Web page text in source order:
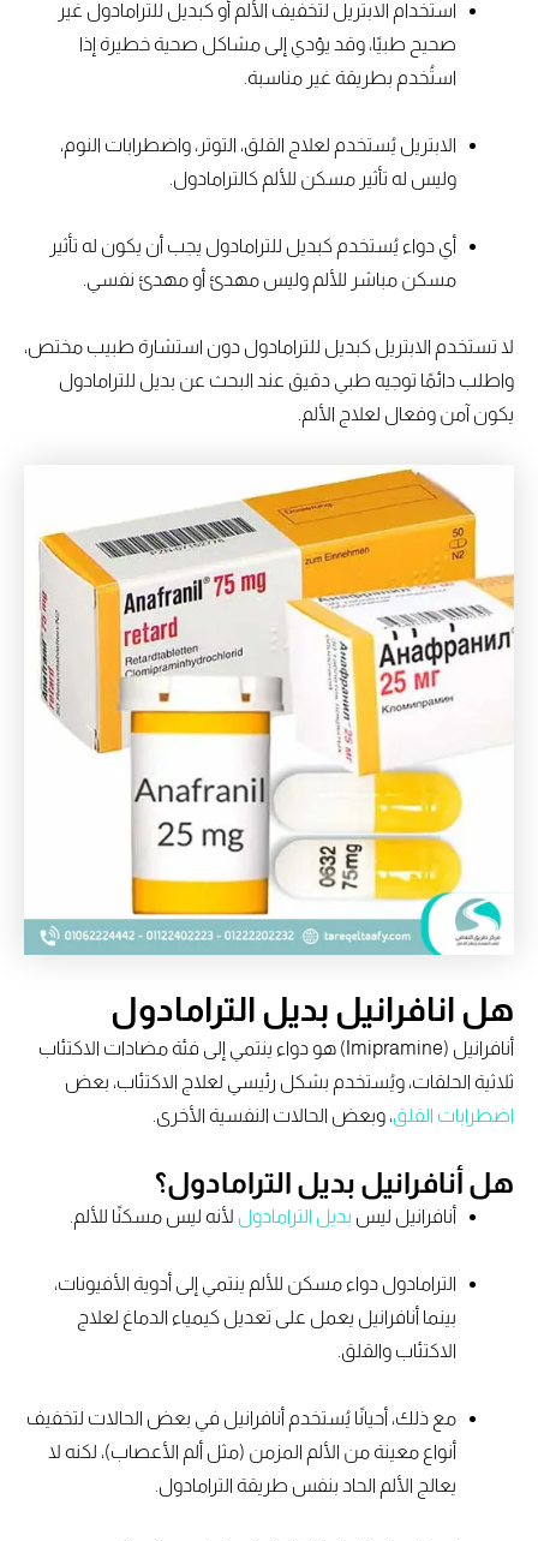
استخدام الابتريل لتخفيف الألم أو كبديل للترامادول غير
صحيح طبيًا، وقد يؤدي إلى مشاكل صحية خطيرة إذا
استُخدم بطريقة غير مناسبة.
الابتريل يُستخدم لعلاج القلق، التوتر، واضطرابات النوم،
وليس له تأثير مسكن للألم كالترامادول.
أي دواء يُستخدم كبديل للترامادول يجب أن يكون له تأثير
مسكن مباشر للألم وليس مهدئ أو مهدئ نفسي.
لا تستخدم الابتريل كبديل للترامادول دون استشارة طبيب مختص،
واطلب دائمًا توجيه طبي دقيق عند البحث عن بديل للترامادول
يكون آمن وفعال لعلاج الألم.
هل انافرانيل بديل الترامادول
أنافرانيل (Imipramine) هو دواء ينتمي إلى فئة مضادات الاكتئاب
ثلاثية الحلقات، ويُستخدم بشكل رئيسي لعلاج الاكتئاب، بعض
اضطرابات القلق، وبعض الحالات النفسية الأخرى.
هل أنافرانيل بديل الترامادول؟
أنافرانيل ليس بديل الترامادول لأنه ليس مسكنًا للألم.
الترامادول دواء مسكن للألم ينتمي إلى أدوية الأفيونات،
بينما أنافرانيل يعمل على تعديل كيمياء الدماغ لعلاج
الاكتئاب والقلق.
مع ذلك، أحيانًا يُستخدم أنافرانيل في بعض الحالات لتخفيف
أنواع معينة من الألم المزمن (مثل ألم الأعصاب)، لكنه لا
يعالج الألم الحاد بنفس طريقة الترامادول.